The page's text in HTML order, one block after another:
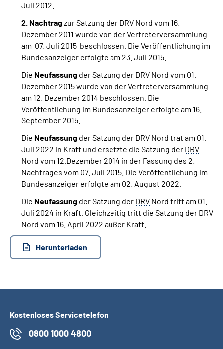
Leichte Sprache
Mein Kundenportal
Juli 2012.
2. Nachtragzur Satzung der DRV Nord vom 16.
Dezember 2011 wurde von der Vertreterversammlung
am 07. Juli 2015 beschlossen. Die Veröffentlichung im
Bundesanzeiger erfolgte am 23. Juli 2015.
Die Neufassung der Satzung der DRV Nord vom 01.
Dezember 2015 wurde von der Vertreterversammlung
am 12. Dezember 2014 beschlossen. Die
Veröffentlichung im Bundesanzeiger erfolgte am 16.
September 2015.
Die Neufassung der Satzung der DRV Nord trat am 01.
Juli 2022 in Kraft und ersetzte die Satzung der DRV
Nord vom 12.Dezember 2014 in der Fassung des 2.
Nachtrages vom 07. Juli 2015. Die Veröffentlichung im
Bundesanzeiger erfolgte am 02. August 2022.
Die Neufassung der Satzung der DRV Nord tritt am 01.
Juli 2024 in Kraft. Gleichzeitig tritt die Satzung der DRV
Nord vom 16. April 2022 außer Kraft.
Herunterladen
Kostenloses Servicetelefon
0800 1000 4800